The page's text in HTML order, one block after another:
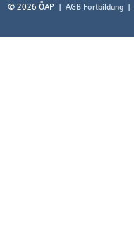
© 2026 ÖAP AGB Fortbildung